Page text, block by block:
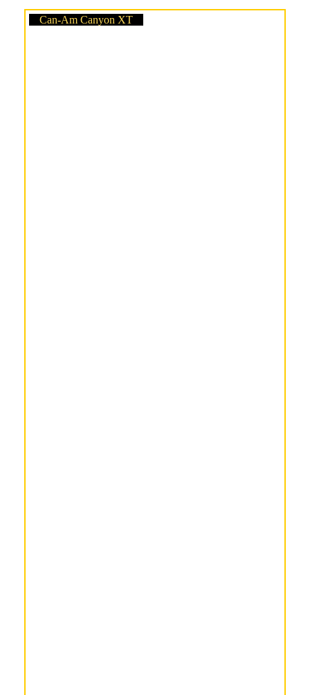
Can-Am Canyon XT